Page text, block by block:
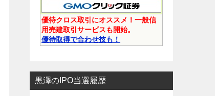
優待クロス取引にオススメ！一般信
用売建取引サービスも開始。
優待取得で合わせ技も！
黒澤のIPO当選履歴